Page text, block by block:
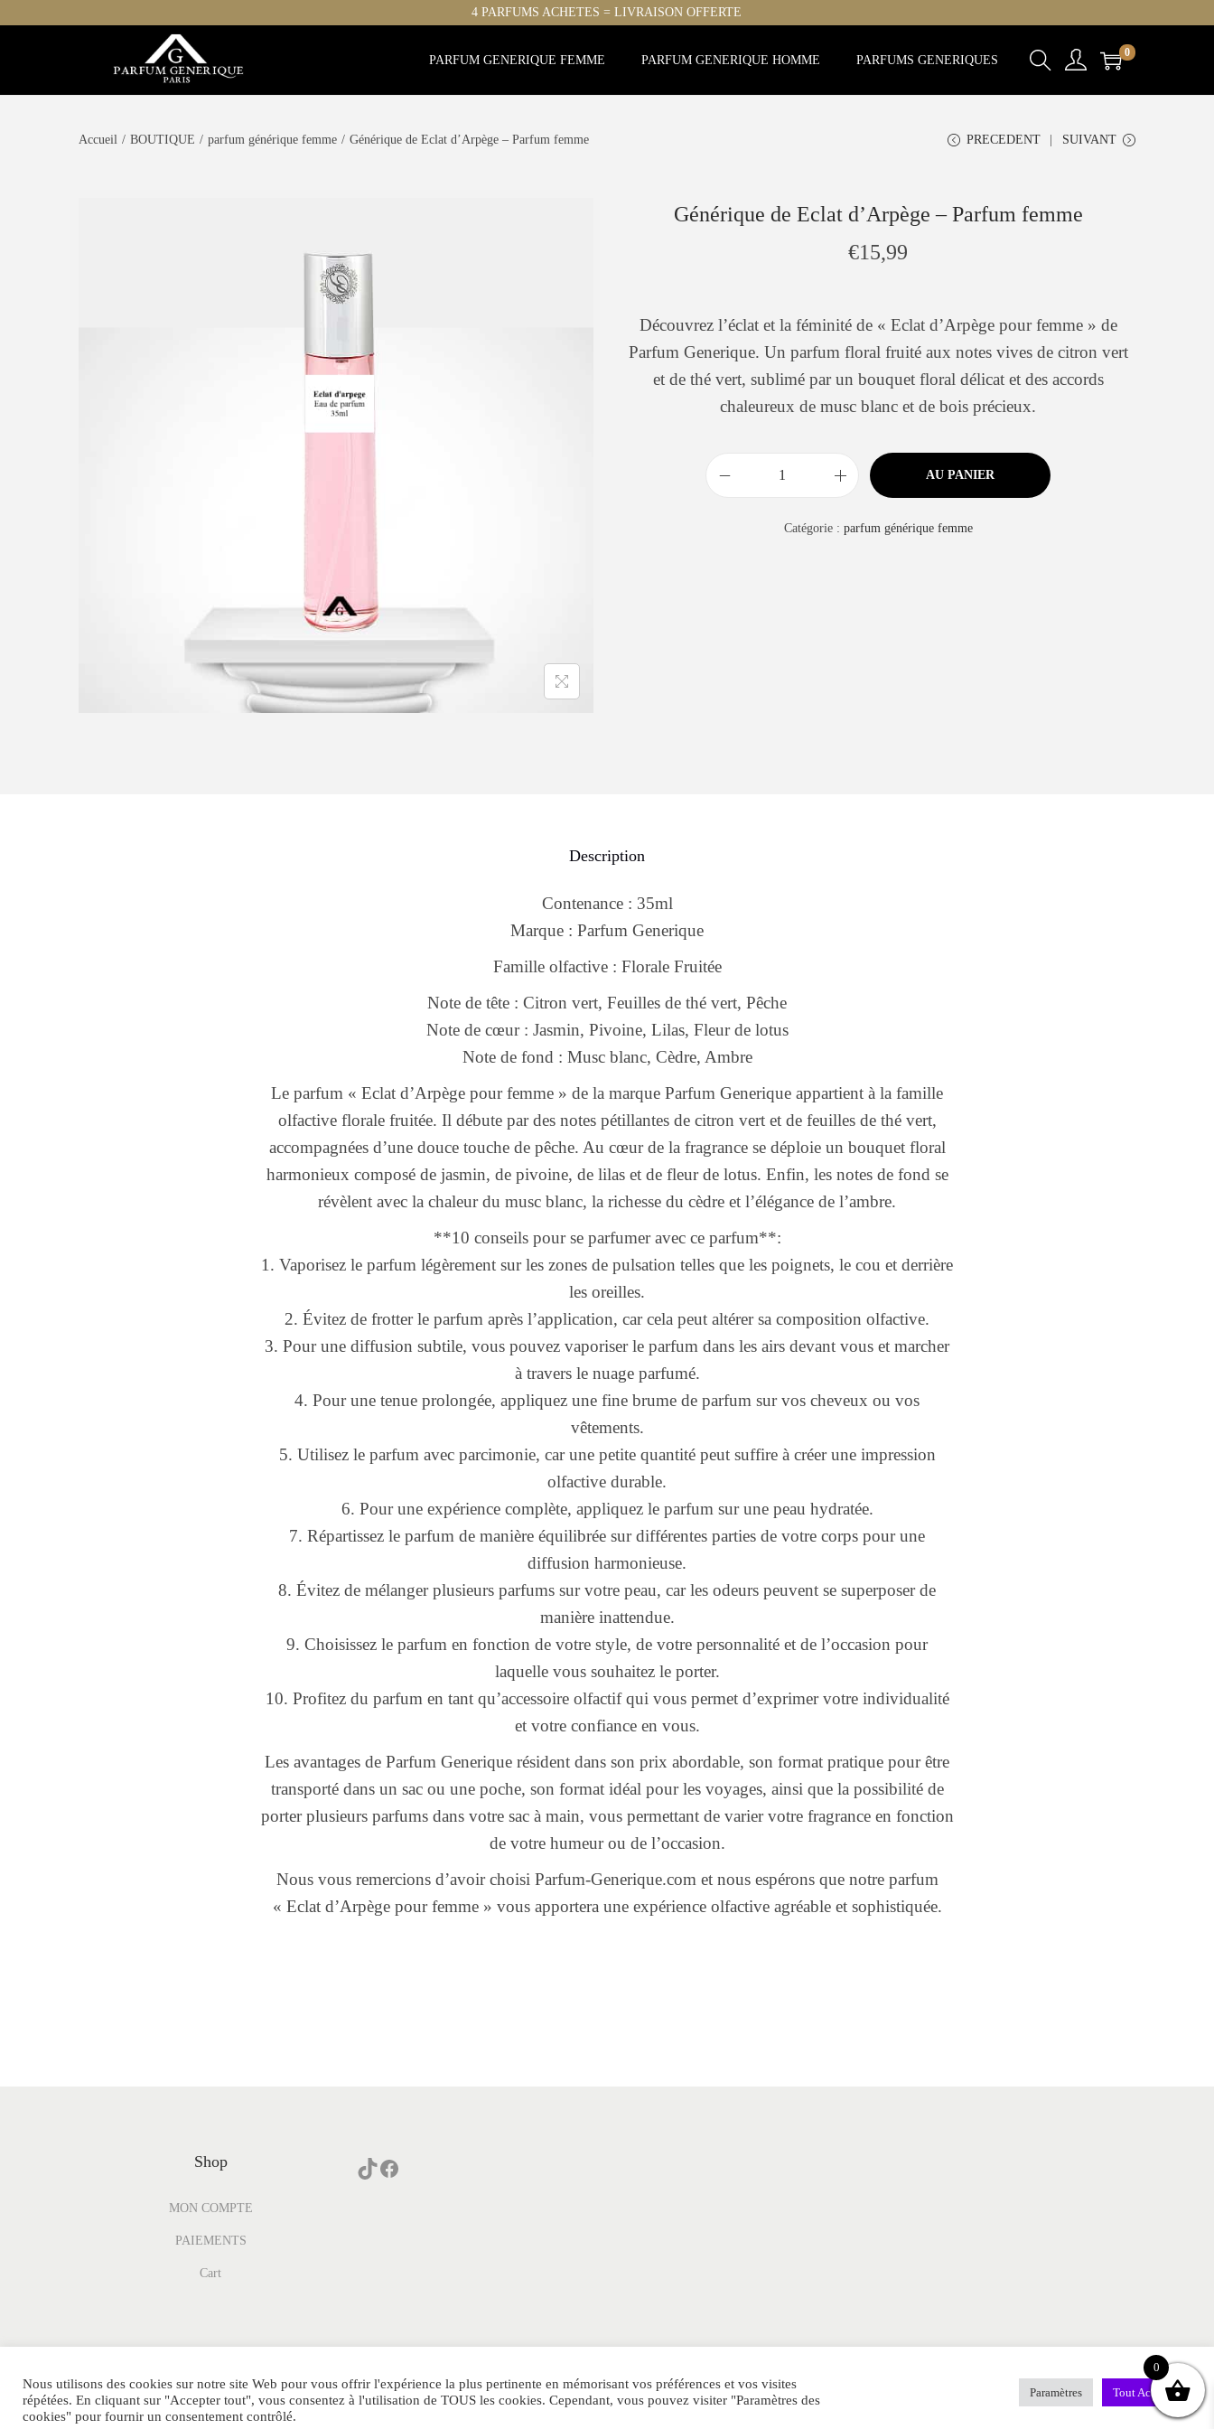
4 PARFUMS ACHETES = LIVRAISON OFFERTE
PARFUM GENERIQUE FEMME PARFUM GENERIQUE HOMME PARFUMS GENERIQUES
0
Accueil / BOUTIQUE / parfum générique femme / Générique de Eclat d’Arpège – Parfum femme PRECEDENT SUIVANT
Générique de Eclat d’Arpège – Parfum femme
€15,99
Découvrez l’éclat et la féminité de « Eclat d’Arpège pour femme » de
Parfum Generique. Un parfum floral fruité aux notes vives de citron vert
et de thé vert, sublimé par un bouquet floral délicat et des accords
chaleureux de musc blanc et de bois précieux.
AU PANIER
Catégorie : parfum générique femme
Description
Contenance : 35ml
Marque : Parfum Generique
Famille olfactive : Florale Fruitée
Note de tête : Citron vert, Feuilles de thé vert, Pêche
Note de cœur : Jasmin, Pivoine, Lilas, Fleur de lotus
Note de fond : Musc blanc, Cèdre, Ambre
Le parfum « Eclat d’Arpège pour femme » de la marque Parfum Generique appartient à la famille
olfactive florale fruitée. Il débute par des notes pétillantes de citron vert et de feuilles de thé vert,
accompagnées d’une douce touche de pêche. Au cœur de la fragrance se déploie un bouquet floral
harmonieux composé de jasmin, de pivoine, de lilas et de fleur de lotus. Enfin, les notes de fond se
révèlent avec la chaleur du musc blanc, la richesse du cèdre et l’élégance de l’ambre.
**10 conseils pour se parfumer avec ce parfum**:
1. Vaporisez le parfum légèrement sur les zones de pulsation telles que les poignets, le cou et derrière
les oreilles.
2. Évitez de frotter le parfum après l’application, car cela peut altérer sa composition olfactive.
3. Pour une diffusion subtile, vous pouvez vaporiser le parfum dans les airs devant vous et marcher
à travers le nuage parfumé.
4. Pour une tenue prolongée, appliquez une fine brume de parfum sur vos cheveux ou vos
vêtements.
5. Utilisez le parfum avec parcimonie, car une petite quantité peut suffire à créer une impression
olfactive durable.
6. Pour une expérience complète, appliquez le parfum sur une peau hydratée.
7. Répartissez le parfum de manière équilibrée sur différentes parties de votre corps pour une
diffusion harmonieuse.
8. Évitez de mélanger plusieurs parfums sur votre peau, car les odeurs peuvent se superposer de
manière inattendue.
9. Choisissez le parfum en fonction de votre style, de votre personnalité et de l’occasion pour
laquelle vous souhaitez le porter.
10. Profitez du parfum en tant qu’accessoire olfactif qui vous permet d’exprimer votre individualité
et votre confiance en vous.
Les avantages de Parfum Generique résident dans son prix abordable, son format pratique pour être
transporté dans un sac ou une poche, son format idéal pour les voyages, ainsi que la possibilité de
porter plusieurs parfums dans votre sac à main, vous permettant de varier votre fragrance en fonction
de votre humeur ou de l’occasion.
Nous vous remercions d’avoir choisi Parfum-Generique.com et nous espérons que notre parfum
« Eclat d’Arpège pour femme » vous apportera une expérience olfactive agréable et sophistiquée.
Shop
MON COMPTE
PAIEMENTS
Cart
© PARFUM-GENERIQUE.COM Tous Droits
Réservés.
POLITIQUE DE CONFIDENTIALITE Notre avis Parfum Generique Sitemap MENTIONS LEGALES
FAQ
Nous utilisons des cookies sur notre site Web pour vous offrir l'expérience la plus pertinente en mémorisant vos préférences et vos visites
répétées. En cliquant sur "Accepter tout", vous consentez à l'utilisation de TOUS les cookies. Cependant, vous pouvez visiter "Paramètres des
cookies" pour fournir un consentement contrôlé.
Paramètres Tout Accepter
0